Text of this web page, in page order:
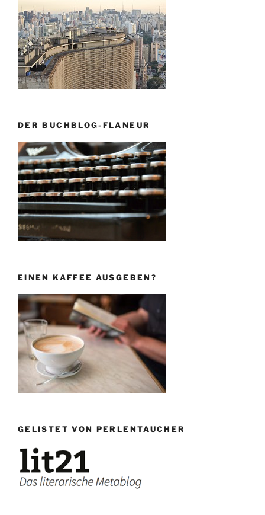
DER BUCHBLOG-FLANEUR
EINEN KAFFEE AUSGEBEN?
GELISTET VON PERLENTAUCHER